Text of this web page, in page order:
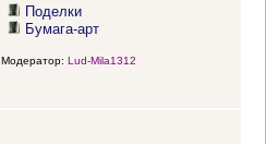
Поделки
Бумага-арт
Модератор: Lud-Mila1312